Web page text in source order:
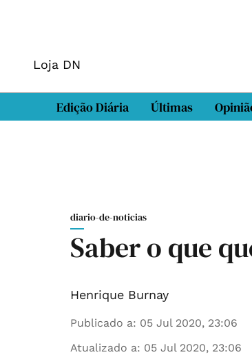
Loja DN
Edição Diária Últimas
diario-de-noticias
Saber o que
Henrique Burnay
Publicado a: 05 Jul 2020, 23:06
Atualizado a: 05 Jul 2020, 23:06